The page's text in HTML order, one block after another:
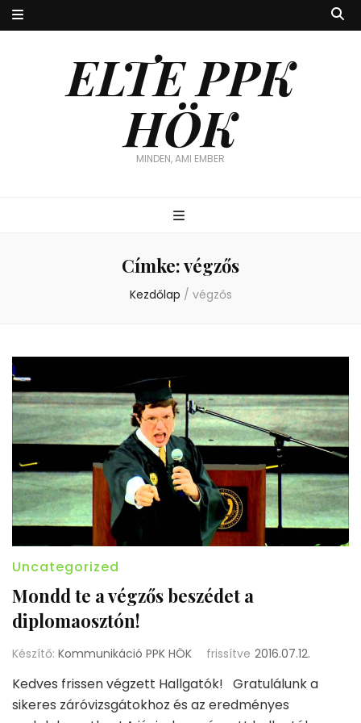
ELTE PPK
HÖK
MINDEN, AMI EMBER
Címke:végzős
Kezdőlap / végzős
Uncategorized
Mondd te a végzős beszédet a
diplomaosztón!
Készítő: Kommunikáció PPK HÖK frissítve 2016.07.12.
Kedves frissen végzett Hallgatók! Gratulálunk a
sikeres záróvizsgátokhoz és az eredményes